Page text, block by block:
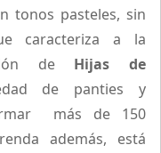
tonos pasteles, sin
caracteriza a la
de
Hijas de
de panties y
más de 150
además, está